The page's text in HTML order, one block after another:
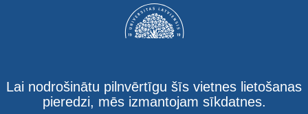
Lai nodrošinātu pilnvērtīgu šīs vietnes lietošanas
pieredzi, mēs izmantojam sīkdatnes.